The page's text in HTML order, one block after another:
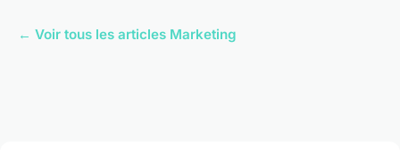
← Voir tous les articles Marketing